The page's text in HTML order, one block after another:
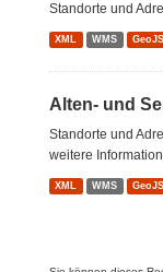
Standorte und
XML WMS
Alten- und
Standorte und
weitere
XML WMS